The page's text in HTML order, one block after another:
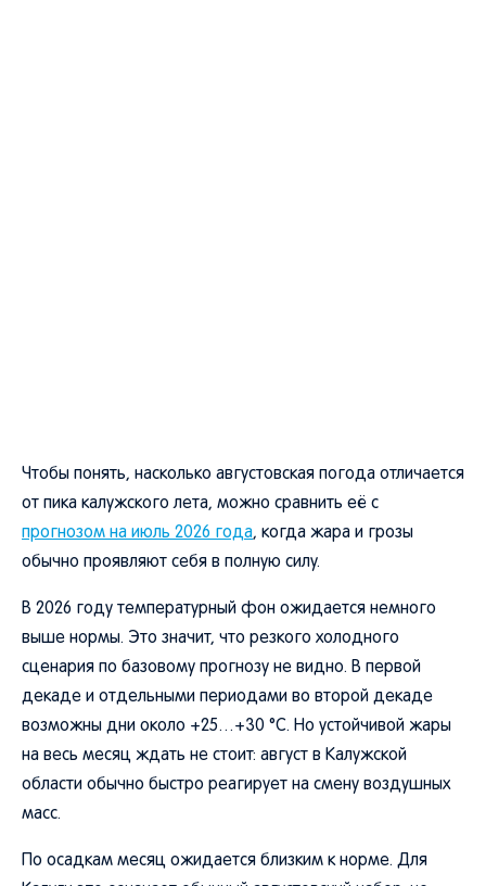
Чтобы понять, насколько августовская погода отличается
от пика калужского лета, можно сравнить её с
прогнозом на июль 2026 года, когда жара и грозы
обычно проявляют себя в полную силу.
В 2026 году температурный фон ожидается немного
выше нормы. Это значит, что резкого холодного
сценария по базовому прогнозу не видно. В первой
декаде и отдельными периодами во второй декаде
возможны дни около +25…+30 °C. Но устойчивой жары
на весь месяц ждать не стоит: август в Калужской
области обычно быстро реагирует на смену воздушных
масс.
По осадкам месяц ожидается близким к норме. Для